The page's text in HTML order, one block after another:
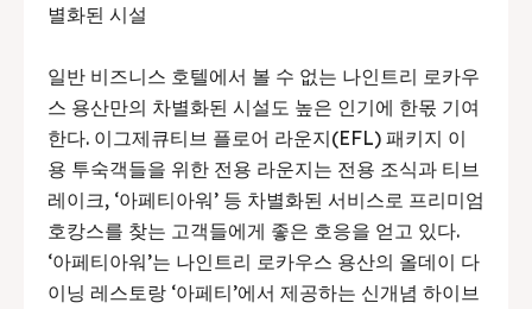
별화된 시설
일반 비즈니스 호텔에서 볼 수 없는 나인트리 로카우
스 용산만의 차별화된 시설도 높은 인기에 한몫 기여
한다. 이그제큐티브 플로어 라운지(EFL) 패키지 이
용 투숙객들을 위한 전용 라운지는 전용 조식과 티브
레이크, ‘아페티아워’ 등 차별화된 서비스로 프리미엄
호캉스를 찾는 고객들에게 좋은 호응을 얻고 있다.
‘아페티아워’는 나인트리 로카우스 용산의 올데이 다
이닝 레스토랑 ‘아페티’에서 제공하는 신개념 하이브